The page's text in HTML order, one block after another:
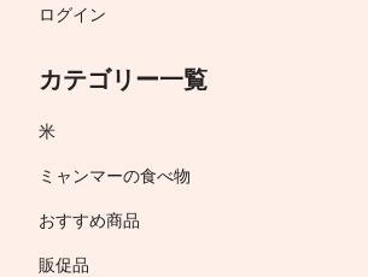
ログイン
カテゴリー一覧
米
ミャンマーの食べ物
おすすめ商品
販促品